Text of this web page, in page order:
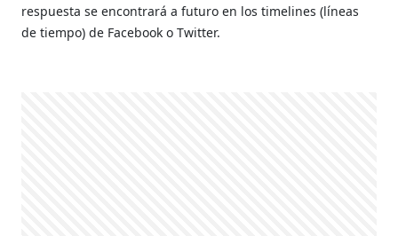
respuesta se encontrará a futuro en los timelines (líneas
de tiempo) de Facebook o Twitter.